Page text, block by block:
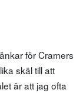
för Cramers
skäl till att
är att jag ofta